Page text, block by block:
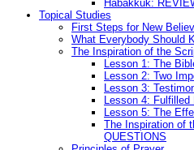
Habakkuk:
Topical Studies
First Steps for New
What Everybody Should
The Inspiration of the
Lesson 1: The
Lesson 2: Two
Lesson 3:
Lesson 4: Fulfilled
Lesson 5: The
The Inspiration of
QUESTIONS